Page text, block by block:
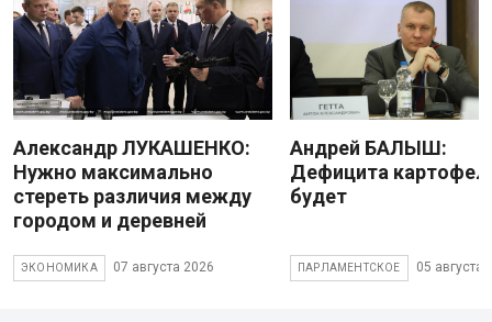
Александр ЛУКАШЕНКО:
Нужно максимально
стереть различия между
городом и деревней
ЭКОНОМИКА 07 августа 2026
Андрей БАЛЫШ:
Дефицита
будет
ПАРЛАМЕНТСКОЕ 05 августа